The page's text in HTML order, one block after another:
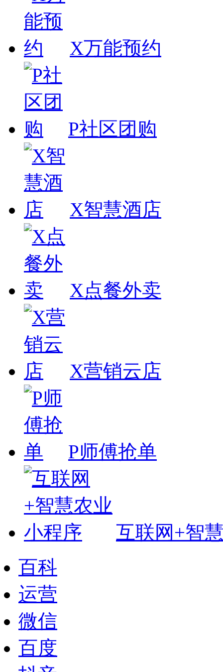
X万能预约
P社区团购
X智慧酒店
X点餐外卖
X营销云店
P师傅抢单
互联网+智
百科
运营
微信
百度